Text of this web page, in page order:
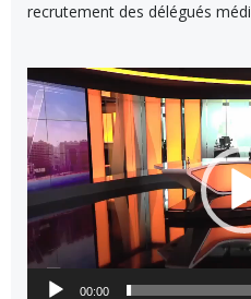
recrutement des délégués
Lecteur
vidéo
00:00